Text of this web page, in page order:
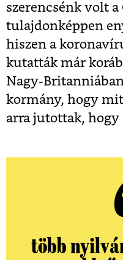
szerencsénk volt
tulajdonképpen
hiszen a
kutatták már
Nagy-
kormány, hogy
arra jutottak, hogy
több